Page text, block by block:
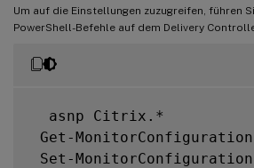
Um auf die Einstellungen zuzugreifen, führen
PowerShell-Befehle auf dem Delivery
  asnp Citrix.*
Get-MonitorConfiguration
Set-